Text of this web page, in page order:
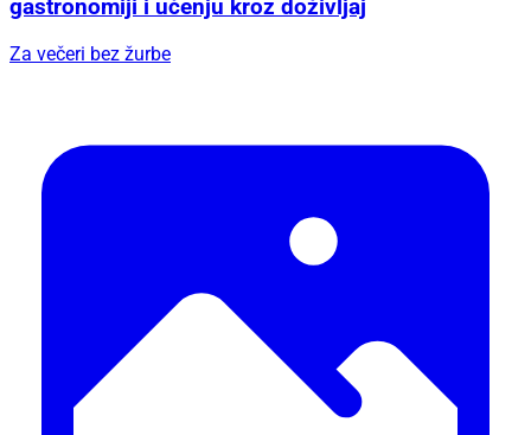
gastronomiji i učenju kroz doživljaj
Za večeri bez žurbe